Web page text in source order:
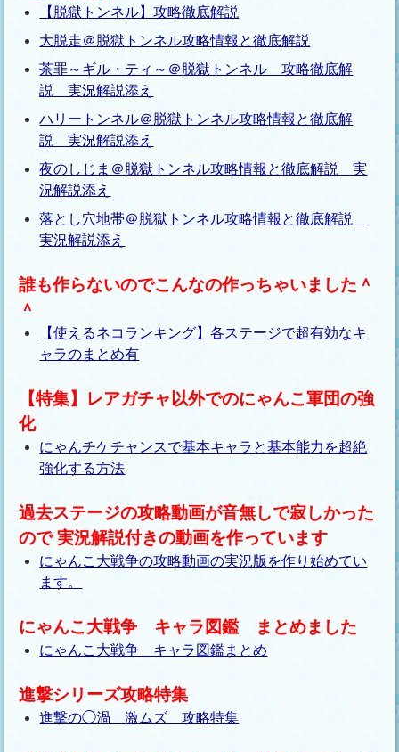
【脱獄トンネル】攻略徹底解説
大脱走＠脱獄トンネル攻略情報と徹底解説
茶罪～ギル・ティ～＠脱獄トンネル 攻略徹底解
説 実況解説添え
ハリートンネル＠脱獄トンネル攻略情報と徹底解
説 実況解説添え
夜のしじま＠脱獄トンネル攻略情報と徹底解説 実
況解説添え
落とし穴地帯＠脱獄トンネル攻略情報と徹底解説
実況解説添え
誰も作らないのでこんなの作っちゃいました＾
＾
【使えるネコランキング】各ステージで超有効なキ
ャラのまとめ有
【特集】レアガチャ以外でのにゃんこ軍団の強
化
にゃんチケチャンスで基本キャラと基本能力を超絶
強化する方法
過去ステージの攻略動画が音無しで寂しかった
ので 実況解説付きの動画を作っています
にゃんこ大戦争の攻略動画の実況版を作り始めてい
ます。
にゃんこ大戦争 キャラ図鑑 まとめました
にゃんこ大戦争 キャラ図鑑まとめ
進撃シリーズ攻略特集
進撃の◯渦 激ムズ 攻略特集